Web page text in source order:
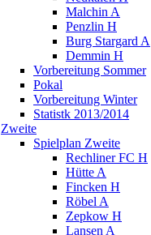
Malchin A
Penzlin H
Burg Stargard A
Demmin H
Vorbereitung Sommer
Pokal
Vorbereitung Winter
Statistk 2013/2014
Zweite
Spielplan Zweite
Rechliner FC H
Hütte A
Fincken H
Röbel A
Zepkow H
Lansen A